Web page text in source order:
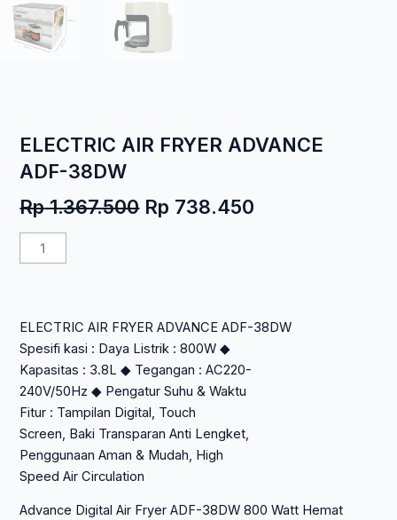
ELECTRIC AIR FRYER ADVANCE
ADF-38DW
Rp1.367.500 Harga
Rp 738.450
Kuantitas
ELECTRIC
ADVANCE
ADF-
38DW
ELECTRIC AIR FRYER ADVANCE ADF-38DW
Spesifi kasi : Daya Listrik : 800W ◆
Kapasitas : 3.8L ◆ Tegangan : AC220-
240V/50Hz ◆ Pengatur Suhu & Waktu
Fitur : Tampilan Digital, Touch
Screen, Baki Transparan Anti Lengket,
Penggunaan Aman & Mudah, High
Speed Air Circulation
Advance Digital Air Fryer ADF-38DW 800 Watt Hemat